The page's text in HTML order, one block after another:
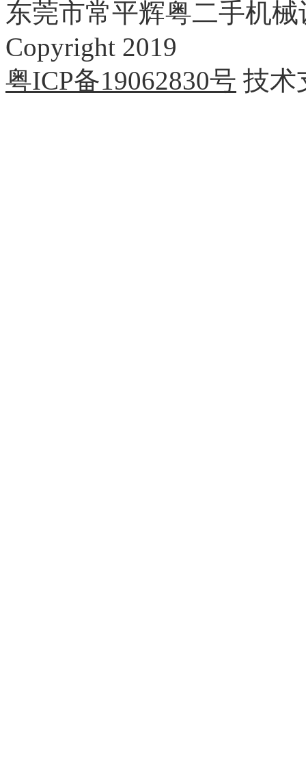
东莞市常平辉粤二手机
Copyright 2019
粤ICP备19062830号 技术